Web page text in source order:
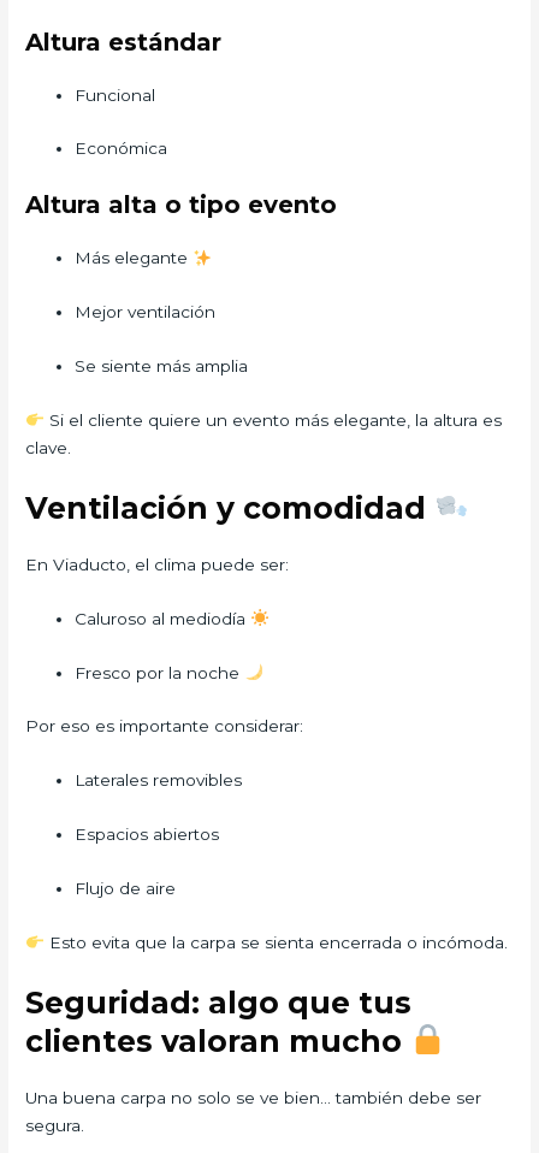
Altura estándar
Funcional
Económica
Altura alta o tipo evento
Más elegante
Mejor ventilación
Se siente más amplia
Si el cliente quiere un evento más elegante, la altura es
clave.
Ventilación y comodidad
En Viaducto, el clima puede ser:
Caluroso al mediodía
Fresco por la noche
Por eso es importante considerar:
Laterales removibles
Espacios abiertos
Flujo de aire
Esto evita que la carpa se sienta encerrada o incómoda.
Seguridad: algo que tus
clientes valoran mucho
Una buena carpa no solo se ve bien… también debe ser
segura.